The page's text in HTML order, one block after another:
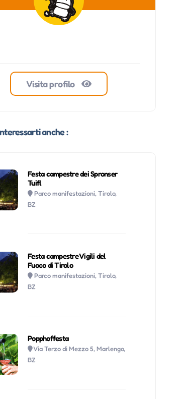
Visita profilo
anche :
Festa campestre dei Spronser
Tuifl
Parco manifestazioni, Tirolo,
BZ
Festa campestre Vigili del
Fuoco di Tirolo
Parco manifestazioni, Tirolo,
BZ
Popphoffesta
Via Terzo di Mezzo 5, Marlengo,
BZ